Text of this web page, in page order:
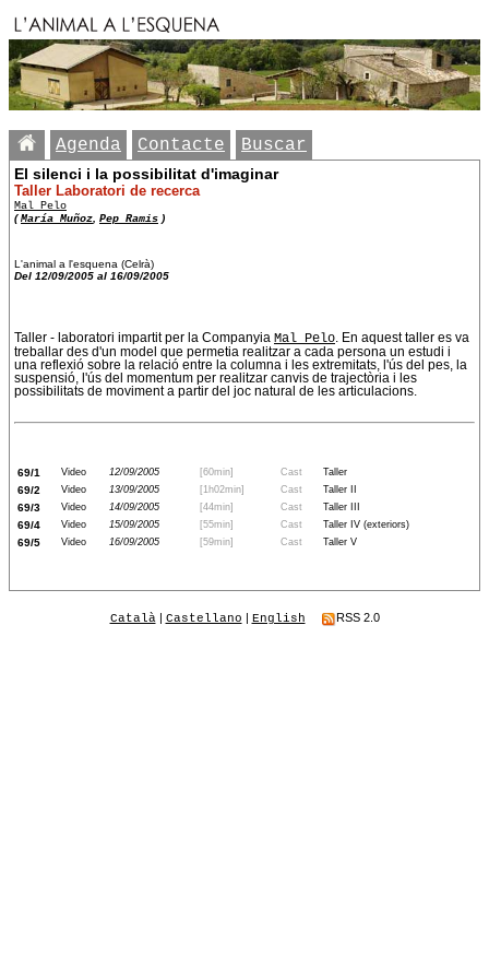
Agenda Contacte Buscar
El silenci i la possibilitat d'imaginar
Taller Laboratori de recerca
Mal Pelo
(María Muñoz, Pep Ramis )
L'animal a l'esquena (Celrà)
Del 12/09/2005 al 16/09/2005
Taller - laboratori impartit per la Companyia Mal Pelo . En aquest taller es va
treballar des d'un model que permetia realitzar a cada persona un estudi i
una reflexió sobre la relació entre la columna i les extremitats, l'ús del pes, la
suspensió, l'ús del momentum per realitzar canvis de trajectòria i les
possibilitats de moviment a partir del joc natural de les articulacions.
69/1 Video 12/09/2005 [60min] Cast Taller
69/2 Video 13/09/2005 [1h02min] Cast Taller II
69/3 Video 14/09/2005 [44min] Cast Taller III
69/4 Video 15/09/2005 [55min] Cast Taller IV (exteriors)
69/5 Video 16/09/2005 [59min] Cast Taller V
Català | Castellano | English RSS 2.0